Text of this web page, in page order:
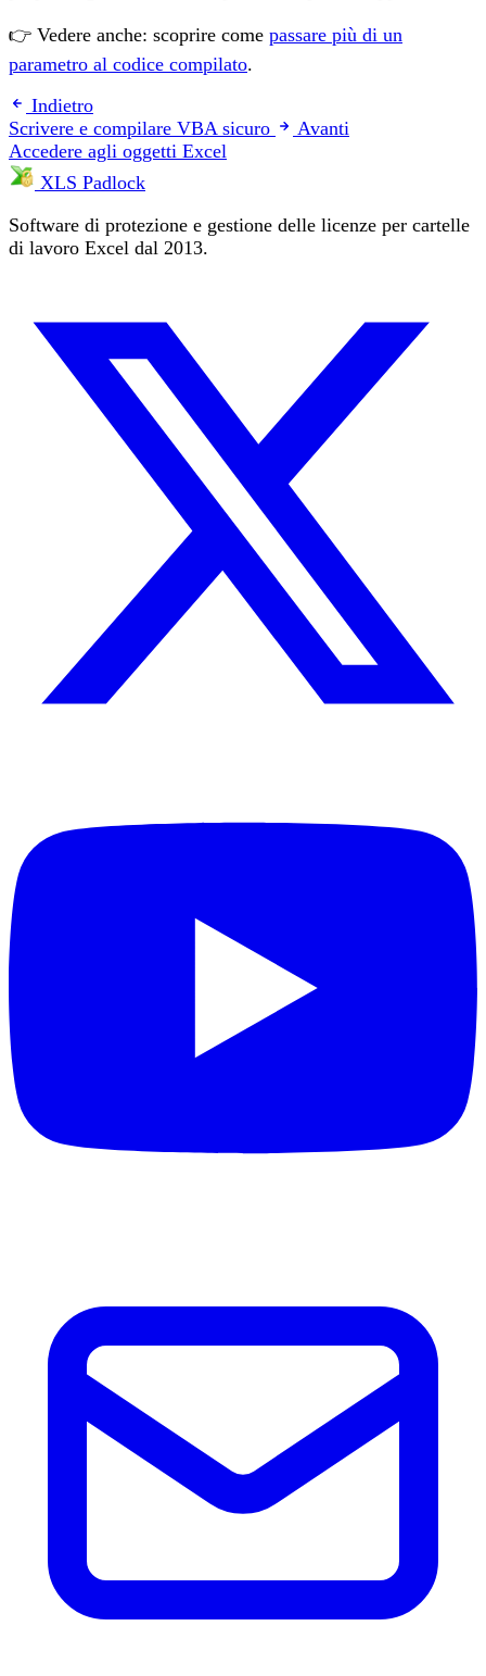
👉 Vedere anche: scoprire come passare più di un
parametro al codice compilato.
Indietro
Scrivere e compilare VBA sicuro
Avanti
Accedere agli oggetti Excel
XLS Padlock
Software di protezione e gestione delle licenze per cartelle
di lavoro Excel dal 2013.